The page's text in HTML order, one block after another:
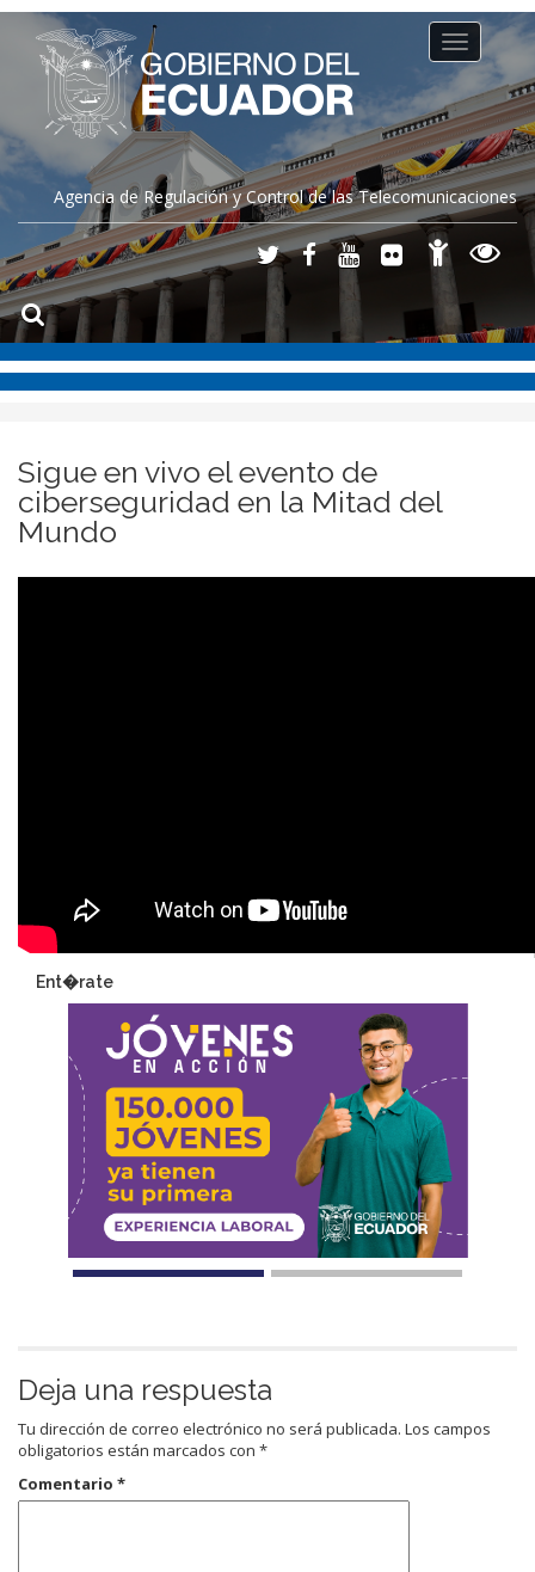
Agencia de Regulación y Control de las Telecomunicaciones
Toggle
navigation
Sigue en vivo el evento de
ciberseguridad en la Mitad del
Mundo
Ent�rate
Deja una respuesta
Tu dirección de correo electrónico no será publicada. Los campos
obligatorios están marcados con *
Comentario *